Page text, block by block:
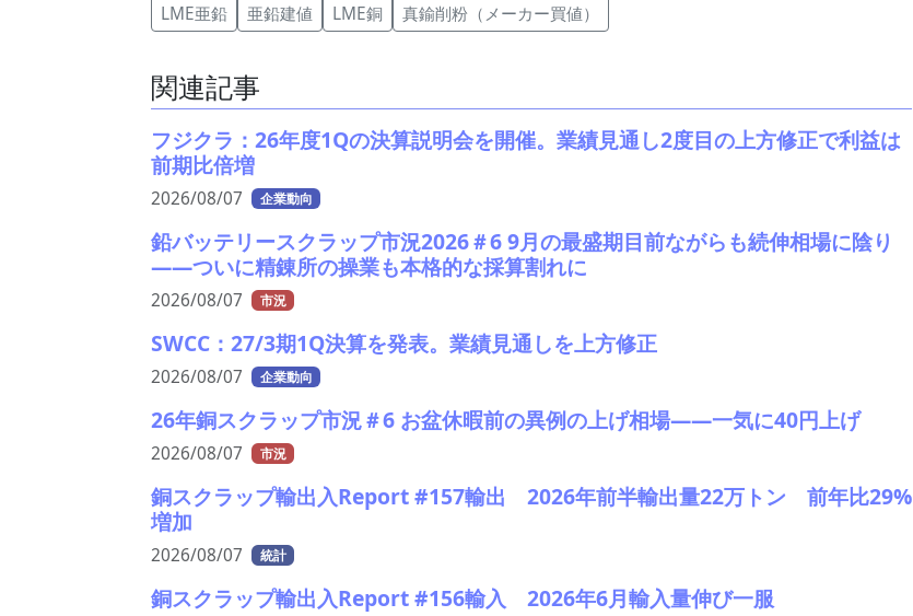
LME亜鉛 亜鉛建値 LME銅 真鍮削粉（メーカー買値）
関連記事
フジクラ：26年度1Qの決算説明会を開催。業績見通し2度目の上方修正で利益は
前期比倍増
2026/08/07 企業動向
鉛バッテリースクラップ市況2026＃6 9月の最盛期目前ながらも続伸相場に陰り
――ついに精錬所の操業も本格的な採算割れに
2026/08/07 市況
SWCC：27/3期1Q決算を発表。業績見通しを上方修正
2026/08/07 企業動向
26年銅スクラップ市況＃6 お盆休暇前の異例の上げ相場――一気に40円上げ
2026/08/07 市況
銅スクラップ輸出入Report #157輸出 2026年前半輸出量22万トン 前年比29%
増加
2026/08/07 統計
銅スクラップ輸出入Report #156輸入 2026年6月輸入量伸び一服